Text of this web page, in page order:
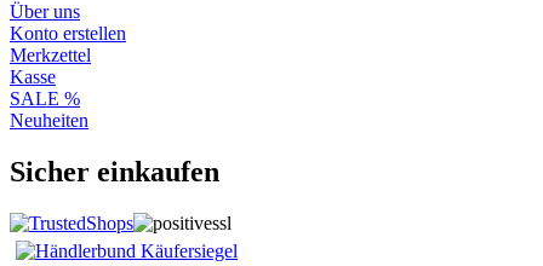
Über uns
Konto erstellen
Merkzettel
Kasse
SALE %
Neuheiten
Sicher einkaufen